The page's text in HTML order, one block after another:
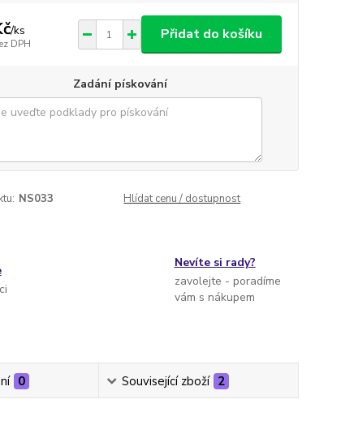
/ks
DPH
Přidat do košíku
Zadání pískování
NS033 Hlídat cenu / dostupnost
Nevíte si rady?
zavolejte - poradíme
vám s nákupem
0 Související zboží 2